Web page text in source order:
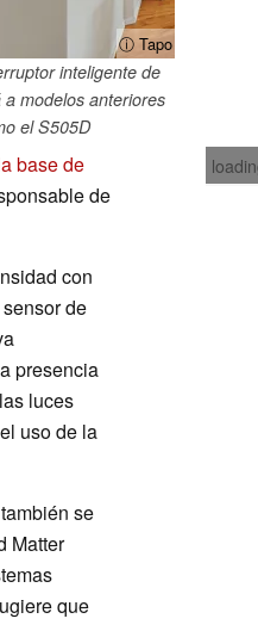
ⓘ Tapo
inteligente de
a modelos anteriores
el S505D
base de
de
con
de
presencia
luces
uso de la
se
Matter
que